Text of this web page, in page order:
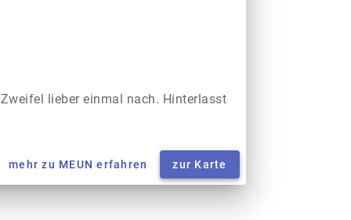
lieber einmal nach. Hinterlasst
mehr zu MEUN erfahren zur Karte